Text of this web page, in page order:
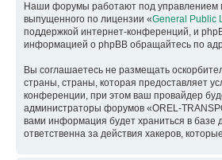
Наши форумы работают под управлением
выпущенного по лицензии «General Public
поддержкой интернет-конференций, и
информацией о phpBB обращайтесь по
Вы соглашаетесь не размещать
страны, страны, которая предоставляет
конференции, при этом ваш провайдер
администраторы форумов «OREL-
вами информация будет храниться в
ответственна за действия хакеров,